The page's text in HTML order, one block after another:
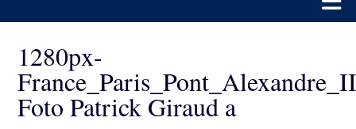
1280px-
Foto Patrick Giraud a